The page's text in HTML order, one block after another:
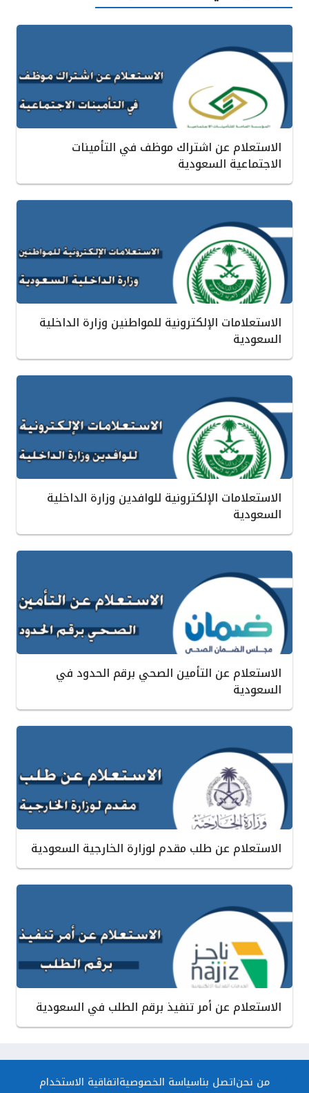
الاستعلام عن اشتراك موظف في التأمينات
الاجتماعية السعودية
الاستعلامات الإلكترونية للمواطنين وزارة الداخلية
السعودية
الاستعلامات الإلكترونية للوافدين وزارة الداخلية
السعودية
الاستعلام عن التأمين الصحي برقم الحدود في
السعودية
الاستعلام عن طلب مقدم لوزارة الخارجية السعودية
الاستعلام عن أمر تنفيذ برقم الطلب في السعودية
من نحناتصل بناسياسة الخصوصيةاتفاقية الاستخدام